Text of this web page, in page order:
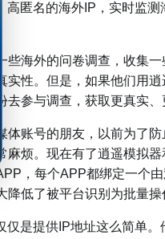
高匿名的海外IP，实时监
些海外的问卷调查，收集
实性。但是，如果他们用
参与调查，获取更真实、
体账号的朋友，以前为了
麻烦。现在有了逍遥模拟器
，每个APP都绑定一个由
低了被平台识别为批量操
仅是提供IP地址这么简单